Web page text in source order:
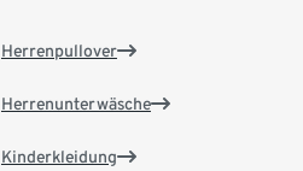
Herrenpullover
Herrenunterwäsche
Kinderkleidung